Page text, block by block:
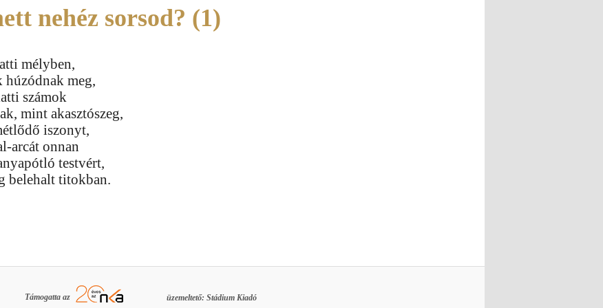
nehéz sorsod? (1)
mélyben,
húzódnak meg,
számok
mint akasztószeg,
iszonyt,
arcát onnan
testvért,
belehalt titokban.
Támogatta az üzemeltető: Stádium Kiadó